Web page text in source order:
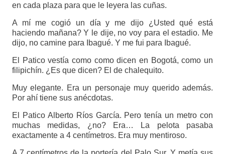
en cada plaza para que le leyera las cuñas.
A mí me cogió un día y me dijo ¿Usted qué está
haciendo mañana? Y le dije, no voy para el estadio. Me
dijo, no camine para Ibagué. Y me fui para Ibagué.
El Patico vestía como como dicen en Bogotá, como un
filipichín. ¿Es que dicen? El de chalequito.
Muy elegante. Era un personaje muy querido además.
Por ahí tiene sus anécdotas.
El Patico Alberto Ríos García. Pero tenía un metro con
muchas medidas, ¿no? Era… La pelota pasaba
exactamente a 4 centímetros. Era muy mentiroso.